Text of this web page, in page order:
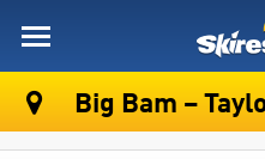
Big Bam –